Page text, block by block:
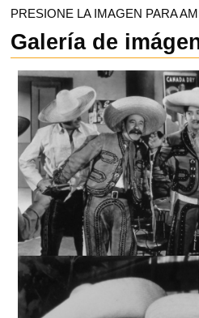
PRESIONE LA IMAGEN PARA
Galería de